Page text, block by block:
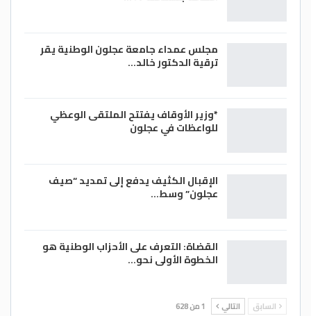
مجلس عمداء جامعة عجلون الوطنية يقر
ترقية الدكتور خالد…
*وزير الأوقاف يفتتح الملتقى الوعظي
للواعظات في عجلون
الإقبال الكثيف يدفع إلى تمديد “صيف
عجلون” وسط…
القضاة: التعرف على الأحزاب الوطنية هو
الخطوة الأولى نحو…
السابق التالي 1 من 628